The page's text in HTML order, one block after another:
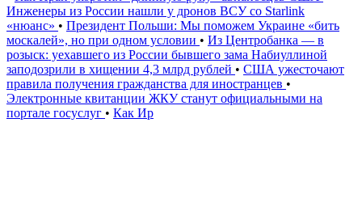
Инженеры из России нашли у дронов ВСУ со Starlink
«нюанс» • Президент Польши: Мы поможем Украине «бить
москалей», но при одном условии • Из Центробанка — в
розыск: уехавшего из России бывшего зама Набиуллиной
заподозрили в хищении 4,3 млрд рублей • США ужесточают
правила получения гражданства для иностранцев •
Электронные квитанции ЖКУ станут официальными на
портале госуслуг • Как Ир